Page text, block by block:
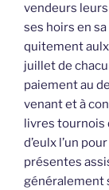
vendeurs
ses hoirs en
quitement
juillet de
paiement au
venant et à
livres tournois
d’eulx l’un
présentes
généralement